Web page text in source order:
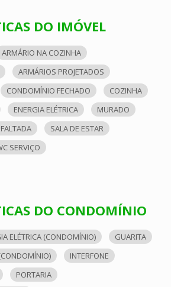
DO IMÓVEL
ARMÁRIO NA COZINHA
ARMÁRIOS PROJETADOS
CONDOMÍNIO FECHADO
COZINHA
ENERGIA ELÉTRICA
MURADO
SALA DE ESTAR
SERVIÇO
DO CONDOMÍNIO
ELÉTRICA (CONDOMÍNIO)
GUARITA
INTERFONE
PORTARIA